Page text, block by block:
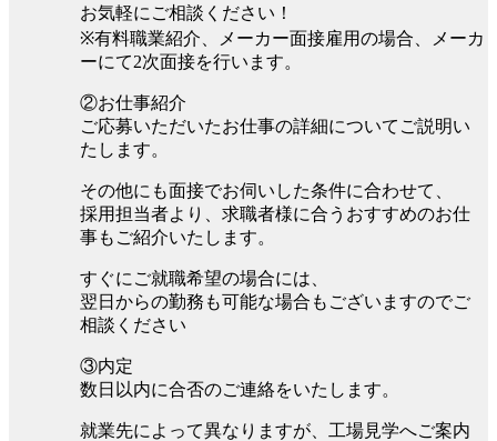
お気軽にご相談ください！
※有料職業紹介、メーカー面接雇用の場合、メーカ
ーにて2次面接を行います。
②お仕事紹介
ご応募いただいたお仕事の詳細についてご説明い
たします。
その他にも面接でお伺いした条件に合わせて、
採用担当者より、求職者様に合うおすすめのお仕
事もご紹介いたします。
すぐにご就職希望の場合には、
翌日からの勤務も可能な場合もございますのでご
相談ください
③内定
数日以内に合否のご連絡をいたします。
就業先によって異なりますが、工場見学へご案内